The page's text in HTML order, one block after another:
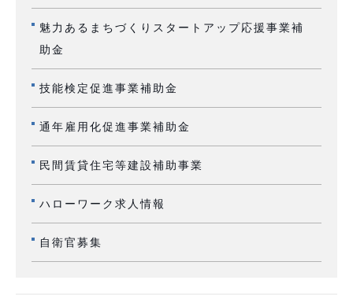
魅力あるまちづくりスタートアップ応援事業補
助金
技能検定促進事業補助金
通年雇用化促進事業補助金
民間賃貸住宅等建設補助事業
ハローワーク求人情報
自衛官募集